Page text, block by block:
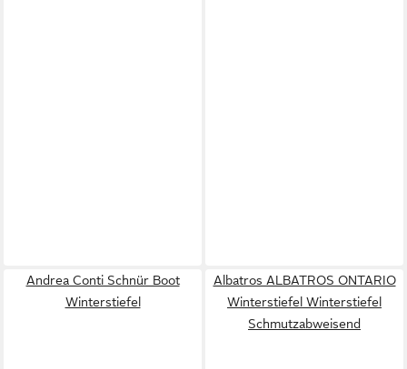
Andrea Conti Schnür Boot
Winterstiefel
Albatros ALBATROS ONTARIO
Winterstiefel Winterstiefel
Schmutzabweisend